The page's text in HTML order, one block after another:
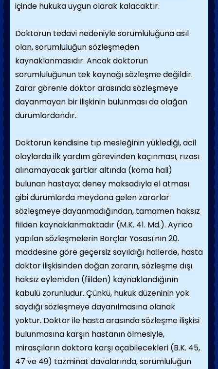
içinde hukuka uygun olarak kalacaktır.
Doktorun tedavi nedeniyle sorumluluğuna asıl
olan, sorumluluğun sözleşmeden
kaynaklanmasıdır. Ancak doktorun
sorumluluğunun tek kaynağı sözleşme değildir.
Zarar görenle doktor arasında sözleşmeye
dayanmayan bir ilişkinin bulunması da olağan
durumlardandır.
Doktorun kendisine tıp mesleğinin yüklediği, acil
olaylarda ilk yardım görevinden kaçınması, rızası
alınamayacak şartlar altında (koma hali)
bulunan hastaya; deney maksadıyla el atması
gibi durumlarda meydana gelen zararlar
sözleşmeye dayanmadığından, tamamen haksız
fiilden kaynaklanmaktadır (M.K. 41. Md.). Ayrıca
yapılan sözleşmelerin Borçlar Yasası'nın 20.
maddesine göre geçersiz sayıldığı hallerde, hasta
doktor ilişkisinden doğan zararın, sözleşme dışı
haksız eylemden (fiilden) kaynaklandığının
kabulü zorunludur. Çünkü, hukuk düzeninin yok
saydığı sözleşmeye dayanılmasına olanak
yoktur. Doktor ile hasta arasında sözleşme ilişkisi
bulunmasına karşın hastanın ölmesiyle,
mirasçıların doktora karşı açabilecekleri (B.K. 45,
47 ve 49) tazminat davalarında, sorumluluğun